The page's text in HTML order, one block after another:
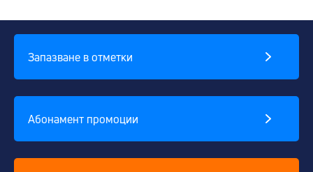
Запазване в отметки
Абонамент промоции